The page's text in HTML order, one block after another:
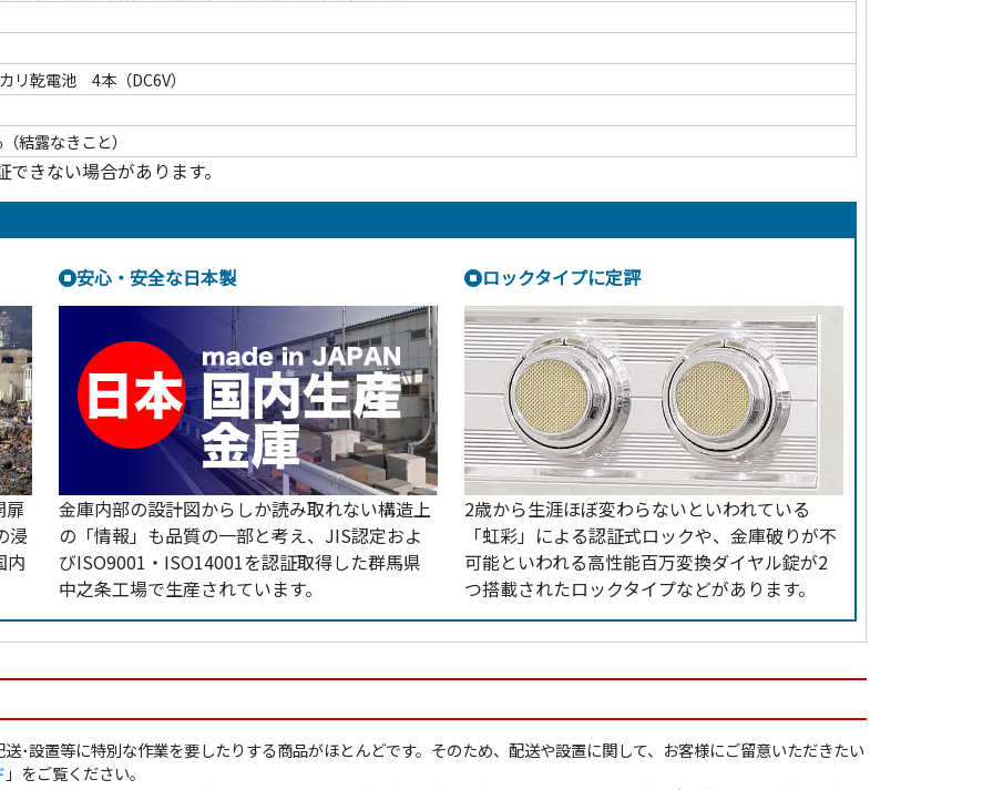
リ乾電池 4本（DC6V）
結露なきこと）
きない場合があります。
扉
浸
内
安心・安全な日本製
金庫内部の設計図からしか読み取れない構造上
の「情報」も品質の一部と考え、JIS認定およ
びISO9001・ISO14001を認証取得した群馬県
中之条工場で生産されています。
ロックタイプに定評
2歳から生涯ほぼ変わらないといわれている
「虹彩」による認証式ロックや、金庫破りが不
可能といわれる高性能百万変換ダイヤル錠が2
つ搭載されたロックタイプなどがあります。
･設置等に特別な作業を要したりする商品がほとんどです。そのため、配送や設置に関して、お客様にご留意いただきたい
」をご覧ください。